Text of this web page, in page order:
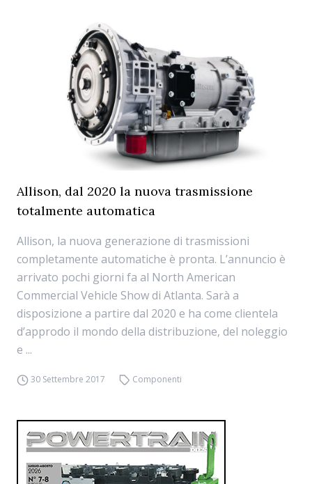
Allison, dal 2020 la nuova trasmissione
totalmente automatica
Allison, la nuova generazione di trasmissioni
completamente automatiche è pronta. L’annuncio è
arrivato pochi giorni fa al North American
Commercial Vehicle Show di Atlanta. Sarà a
disposizione a partire dal 2020 e ha come clientela
d’approdo il mondo della distribuzione, del noleggio
e ...
30 Settembre 2017 Componenti